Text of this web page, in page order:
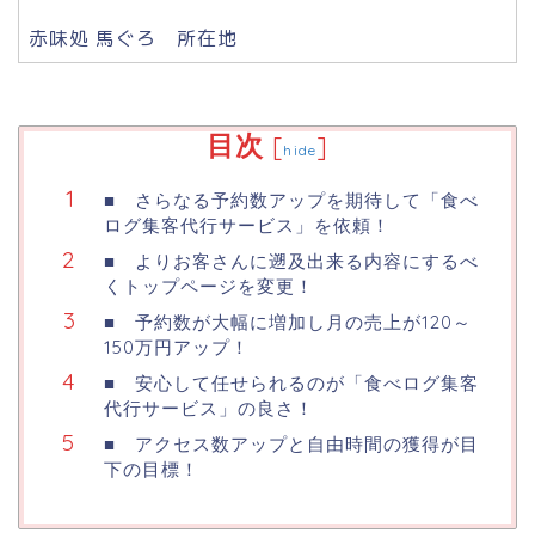
赤味処 馬ぐろ 所在地
目次 [hide]
■ さらなる予約数アップを期待して「食べ
ログ集客代行サービス」を依頼！
■ よりお客さんに遡及出来る内容にするべ
くトップページを変更！
■ 予約数が大幅に増加し月の売上が120～
150万円アップ！
■ 安心して任せられるのが「食べログ集客
代行サービス」の良さ！
■ アクセス数アップと自由時間の獲得が目
下の目標！